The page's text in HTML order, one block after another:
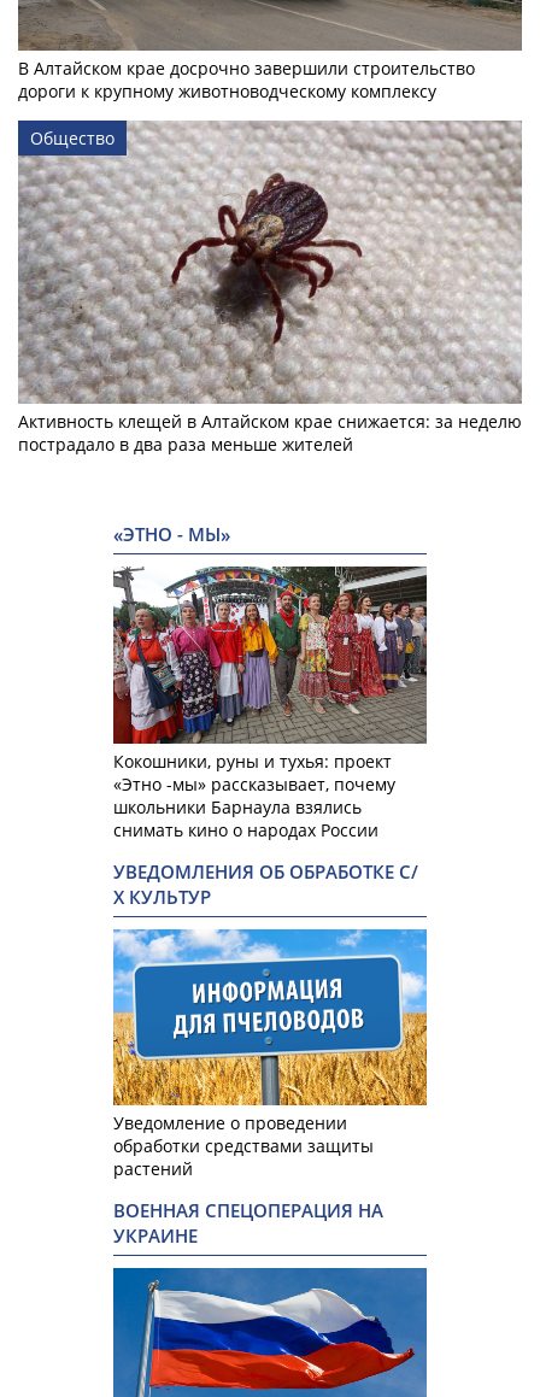
В Алтайском крае досрочно завершили строительство
дороги к крупному животноводческому комплексу
Общество
Активность клещей в Алтайском крае снижается: за неделю
пострадало в два раза меньше жителей
«ЭТНО - МЫ»
Кокошники, руны и тухья: проект
«Этно -мы» рассказывает, почему
школьники Барнаула взялись
снимать кино о народах России
УВЕДОМЛЕНИЯ ОБ ОБРАБОТКЕ С/
Х КУЛЬТУР
Уведомление о проведении
обработки средствами защиты
растений
ВОЕННАЯ СПЕЦОПЕРАЦИЯ НА
УКРАИНЕ